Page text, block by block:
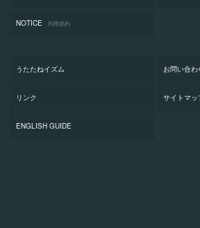
NOTICE 利用規約
うたたねイズム お問い合わ
リンク サイトマッ
ENGLISH GUIDE